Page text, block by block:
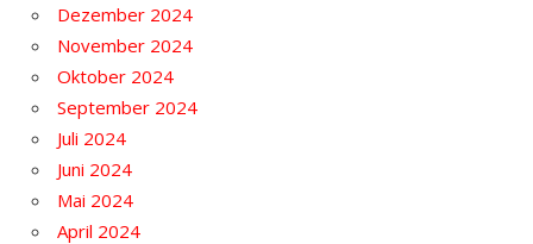
Dezember 2024
November 2024
Oktober 2024
September 2024
Juli 2024
Juni 2024
Mai 2024
April 2024